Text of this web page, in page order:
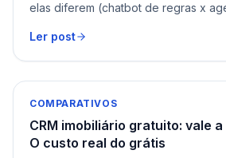
elas diferem (chatbot de regras x
Ler post
COMPARATIVOS
CRM imobiliário gratuito: vale
O custo real do grátis